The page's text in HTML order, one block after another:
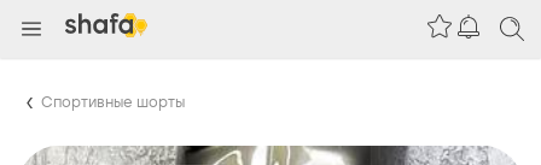
Спортивные шорты